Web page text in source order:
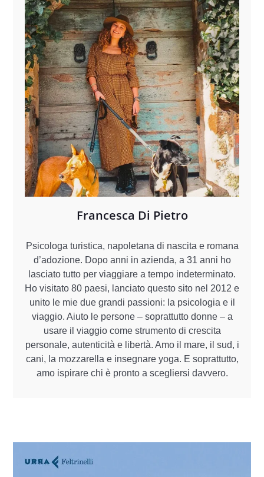
Francesca Di Pietro
Psicologa turistica, napoletana di nascita e romana
d’adozione. Dopo anni in azienda, a 31 anni ho
lasciato tutto per viaggiare a tempo indeterminato.
Ho visitato 80 paesi, lanciato questo sito nel 2012 e
unito le mie due grandi passioni: la psicologia e il
viaggio. Aiuto le persone – soprattutto donne – a
usare il viaggio come strumento di crescita
personale, autenticità e libertà. Amo il mare, il sud, i
cani, la mozzarella e insegnare yoga. E soprattutto,
amo ispirare chi è pronto a scegliersi davvero.